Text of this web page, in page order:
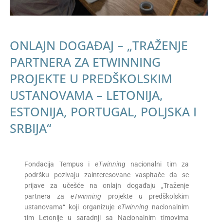
ONLAJN DOGAĐAJ – „TRAŽENJE
PARTNERA ZA ETWINNING
PROJEKTE U PREDŠKOLSKIM
USTANOVAMA – LETONIJA,
ESTONIJA, PORTUGAL, POLJSKA I
SRBIJA“
Fondacija Tempus i eTwinningnacionalni tim za
podršku pozivaju zainteresovane vaspitače da se
prijave za učešće na onlajn događaju „Traženje
partnera zaeTwinning projekte u predškolskim
ustanovama“ koji organizuje eTwinningnacionalnim
tim Letonije u saradnji sa Nacionalnim timovima